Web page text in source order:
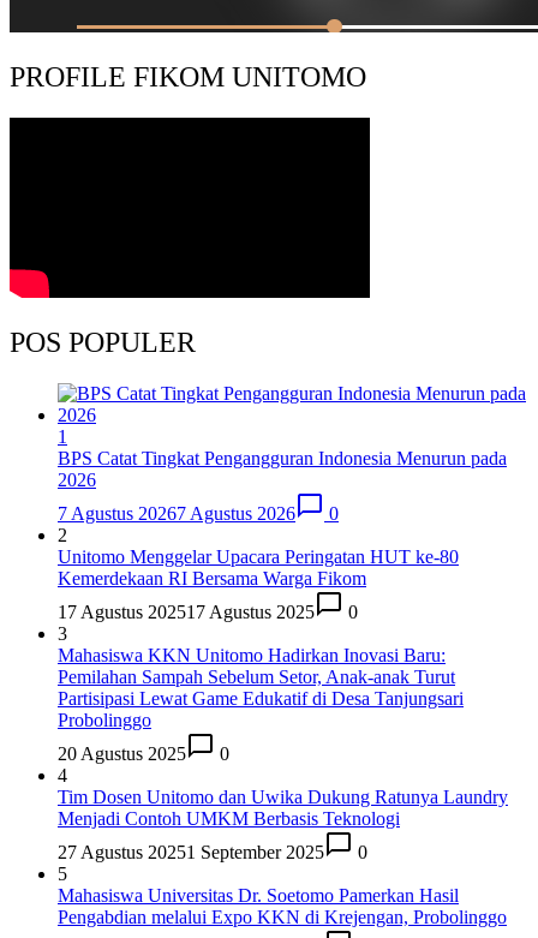
PROFILE FIKOM UNITOMO
POS POPULER
1
BPS Catat Tingkat Pengangguran Indonesia Menurun pada
2026
7 Agustus 20267 Agustus 2026
0
2
Unitomo Menggelar Upacara Peringatan HUT ke-80
Kemerdekaan RI Bersama Warga Fikom
17 Agustus 202517 Agustus 2025
0
3
Mahasiswa KKN Unitomo Hadirkan Inovasi Baru:
Pemilahan Sampah Sebelum Setor, Anak-anak Turut
Partisipasi Lewat Game Edukatif di Desa Tanjungsari
Probolinggo
20 Agustus 2025
0
4
Tim Dosen Unitomo dan Uwika Dukung Ratunya Laundry
Menjadi Contoh UMKM Berbasis Teknologi
27 Agustus 20251 September 2025
0
5
Mahasiswa Universitas Dr. Soetomo Pamerkan Hasil
Pengabdian melalui Expo KKN di Krejengan, Probolinggo